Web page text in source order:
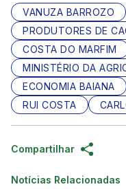
VANUZA BARROZO
PRODUTORES DE
COSTA DO MARFIM
MINISTÉRIO DA
ECONOMIA BAIANA
RUI COSTA
Compartilhar
Notícias Relacionadas